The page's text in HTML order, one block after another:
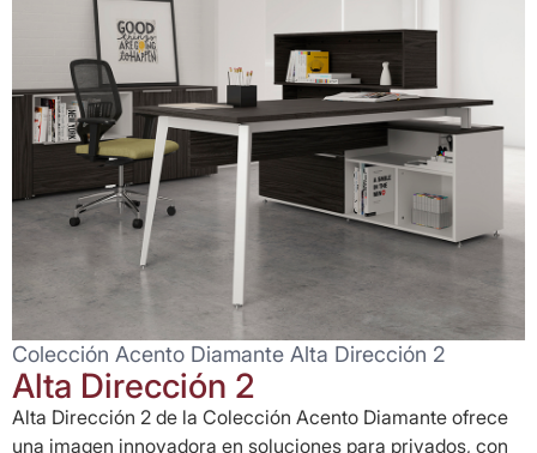
Colección Acento Diamante Alta Dirección 2
Alta Dirección 2
Alta Dirección 2 de la Colección Acento Diamante ofrece
una imagen innovadora en soluciones para privados, con